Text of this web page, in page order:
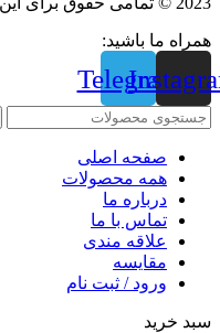
همراه ما باشید:
Telegram
صفحه اصلی
همه محصولات
درباره ما
تماس با ما
علاقه مندی
مقايسه
ورود / ثبت نام
سبد خرید